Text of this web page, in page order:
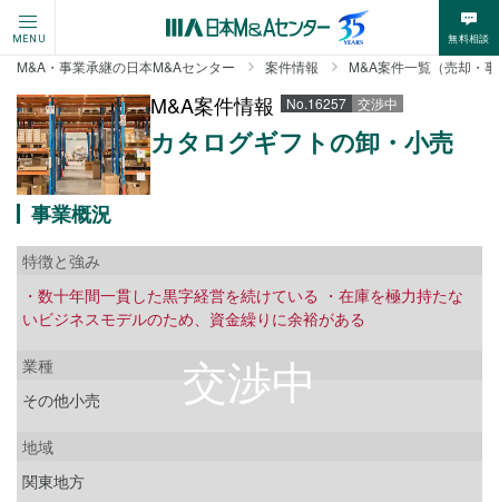
MENU 無料相談
M&A・事業承継の日本M&Aセンター 案件情報 M&A案件一覧（売却・
M&A案件情報 No.16257 交渉中
カタログギフトの卸・小売
事業概況
特徴と強み
・数十年間一貫した黒字経営を続けている ・在庫を極力持たな
いビジネスモデルのため、資金繰りに余裕がある
業種
その他小売
地域
関東地方